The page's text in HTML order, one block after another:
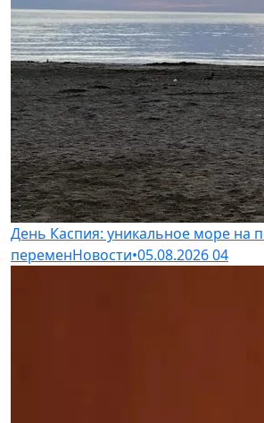
День Каспия: уникальное море на
переменНовости•05.08.202604